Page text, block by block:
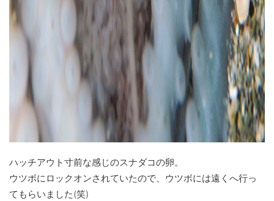
ハッチアウト寸前な感じのスナダコの卵。
ウツボにロックオンされていたので、ウツボには遠くへ行っ
てもらいました(笑)